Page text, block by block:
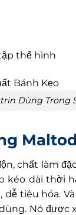
thể hình
Dùng Trong
chất làm
kéo dài thời
tiêu hóa.
Nó